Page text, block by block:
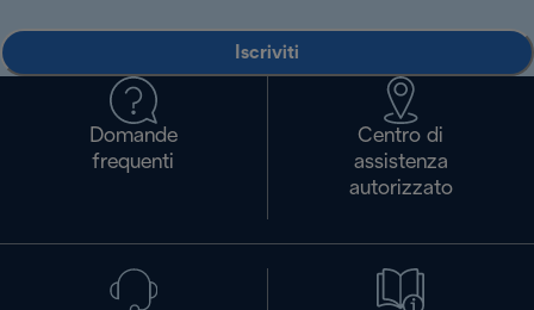
Iscriviti
Domande
frequenti
Centro di
assistenza
autorizzato